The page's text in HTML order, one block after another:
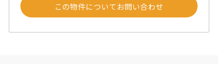
この物件についてお問い合わせ